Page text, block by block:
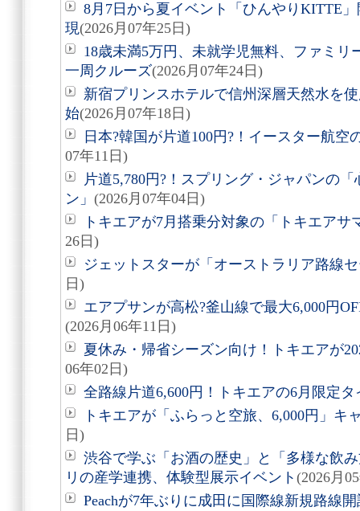
8月7日から夏イベント「ひんやりKITTE
現(2026月07年25日)
18歳未満5万円、未就学児無料、ファミリ
一周クルーズ(2026月07年24日)
新宿プリンスホテルで信州深層天然水を
始(2026月07年18日)
日本?韓国が片道100円?！イースター航空
07年11日)
片道5,780円?！スプリング・ジャパンの
ン」 (2026月07年04日)
トキエアが7月搭乗分対象の「トキエアサ
26日)
ジェットスターが「オーストラリア路線
日)
エアプサンが高松?釜山線で最大6,000円
(2026月06年11日)
夏休み・帰省シーズン向け！トキエアが
06年02日)
全路線片道6,600円！トキエアの6月限定
トキエアが「ふらっと空旅、6,000円」キ
日)
渋谷で学ぶ「お酒の歴史」と「多様な飲
リの産学連携、体験型展示イベント (2026月
Peachが7年ぶりに成田に国際線新規路線